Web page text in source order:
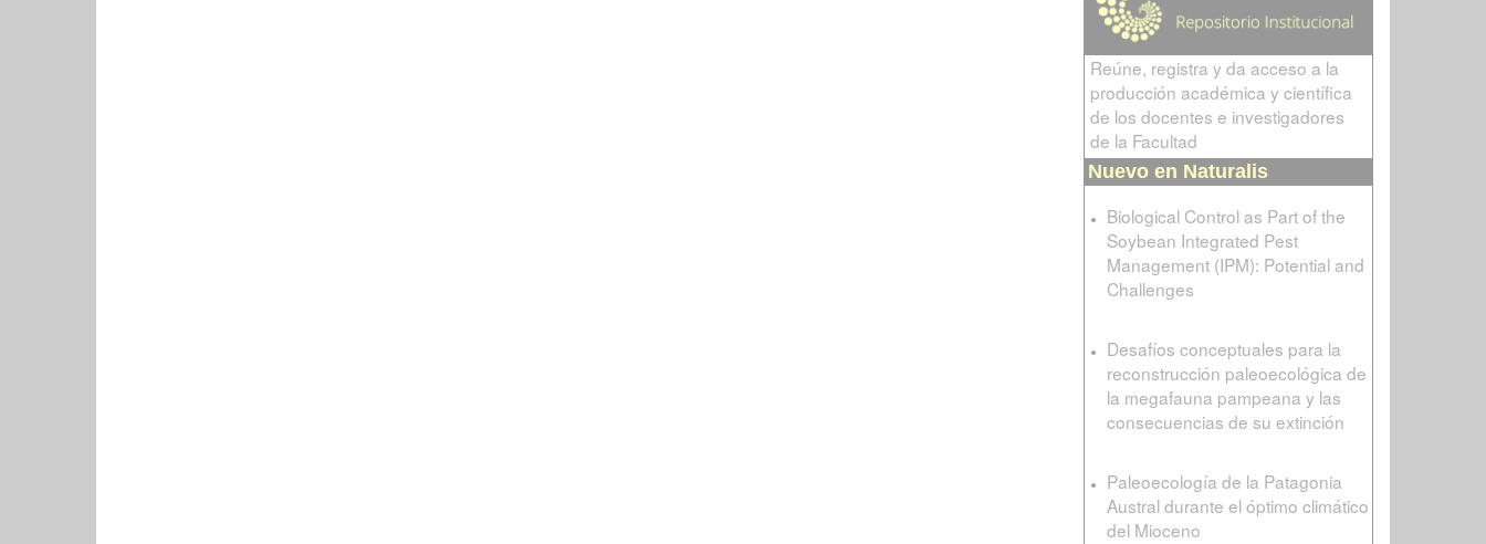
Reúne, registra y da acceso a la
producción académica y científica
de los docentes e investigadores
de la Facultad
Nuevo en Naturalis
Biological Control as Part of the
Soybean Integrated Pest
Management (IPM): Potential and
Challenges
Desafíos conceptuales para la
reconstrucción paleoecológica de
la megafauna pampeana y las
consecuencias de su extinción
Paleoecología de la Patagonia
Austral durante el óptimo climático
del Mioceno